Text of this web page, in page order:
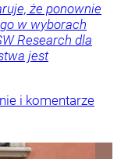
że ponownie
w wyborach
Research dla
jest
i komentarze